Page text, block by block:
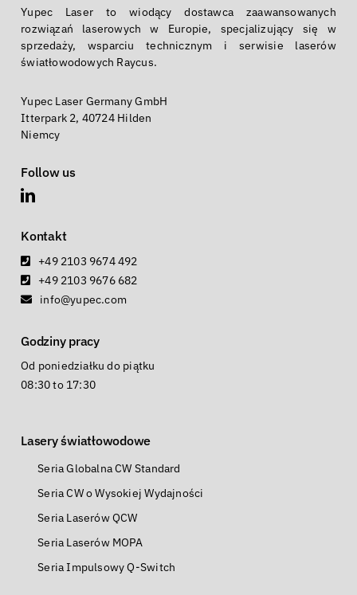
Yupec Laser to wiodący dostawca zaawansowanych
rozwiązań laserowych w Europie, specjalizujący się w
sprzedaży, wsparciu technicznym i serwisie laserów
światłowodowych Raycus.
Yupec Laser Germany GmbH
Itterpark 2, 40724 Hilden
Niemcy
Follow us
Kontakt
+49 2103 9674 492
+49 2103 9676 682
info@yupec.com
Godziny pracy
Od poniedziałku do piątku
08:30 to 17:30
Lasery światłowodowe
Seria Globalna CW Standard
Seria CW o Wysokiej Wydajności
Seria Laserów QCW
Seria Laserów MOPA
Seria Impulsowy Q-Switch